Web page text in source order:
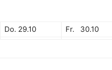
Do. 29.10 Fr. 30.10